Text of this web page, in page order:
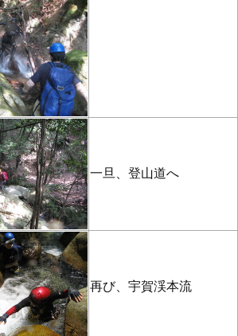
一旦、登山道へ
再び、宇賀渓本流